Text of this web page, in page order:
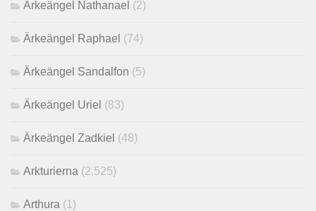
Ärkeängel Nathanael (2)
Ärkeängel Raphael (74)
Ärkeängel Sandalfon (5)
Ärkeängel Uriel (83)
Ärkeängel Zadkiel (48)
Arkturierna (2,525)
Arthura (1)